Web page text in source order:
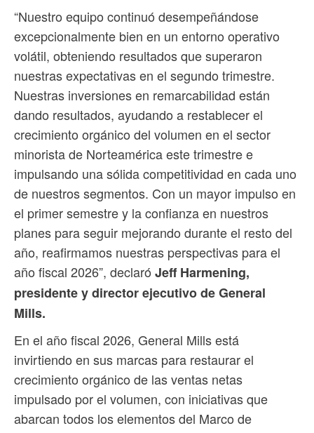
“Nuestro equipo continuó desempeñándose
excepcionalmente bien en un entorno operativo
volátil, obteniendo resultados que superaron
nuestras expectativas en el segundo trimestre.
Nuestras inversiones en remarcabilidad están
dando resultados, ayudando a restablecer el
crecimiento orgánico del volumen en el sector
minorista de Norteamérica este trimestre e
impulsando una sólida competitividad en cada uno
de nuestros segmentos. Con un mayor impulso en
el primer semestre y la confianza en nuestros
planes para seguir mejorando durante el resto del
año, reafirmamos nuestras perspectivas para el
año fiscal 2026”, declaró Jeff Harmening,
presidente y director ejecutivo de General
Mills.
En el año fiscal 2026, General Mills está
invirtiendo en sus marcas para restaurar el
crecimiento orgánico de las ventas netas
impulsado por el volumen, con iniciativas que
abarcan todos los elementos del Marco de